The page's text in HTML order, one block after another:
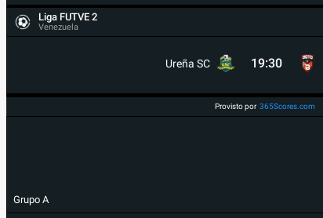
Liga FUTVE 2
Venezuela
Ureña SC 19:30
Provisto por 365Scores.com
Grupo A